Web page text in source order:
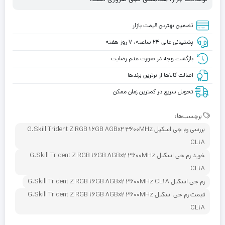
تضمین بهترین قیمت بازار
پشتیبانی عالی ۲۴ ساعته، ۷ روز هفته
بازگشت وجه در صورت عدم رضایت
اصالت کالاها از برترین برندها
تحویل سریع در کمترین زمان ممکن
برچسب‌ها:
بررسی رم جی اسکیل G.Skill Trident Z RGB 16GB 8GBx2 3600MHz
CL18
خرید رم جی اسکیل G.Skill Trident Z RGB 16GB 8GBx2 3600MHz
CL18
رم جی اسکیل G.Skill Trident Z RGB 16GB 8GBx2 3600MHz CL18
قیمت رم جی اسکیل G.Skill Trident Z RGB 16GB 8GBx2 3600MHz
CL18